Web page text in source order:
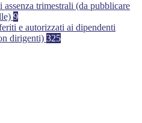
assenza trimestrali (da pubblicare
9
e autorizzati ai dipendenti
dirigenti) 325